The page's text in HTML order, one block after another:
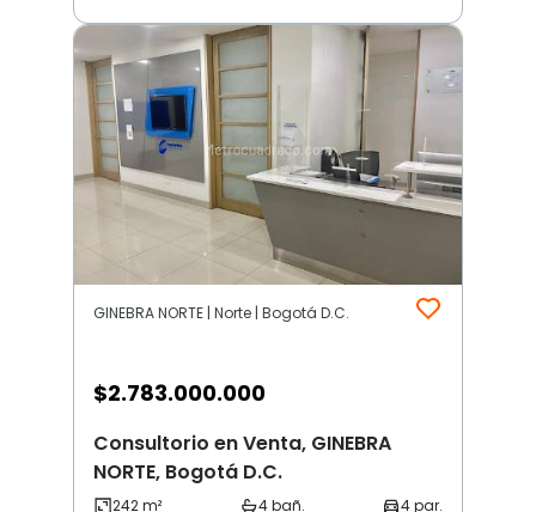
GINEBRA NORTE | Norte | Bogotá D.C.
$2.783.000.000
Consultorio en Venta, GINEBRA
NORTE, Bogotá D.C.